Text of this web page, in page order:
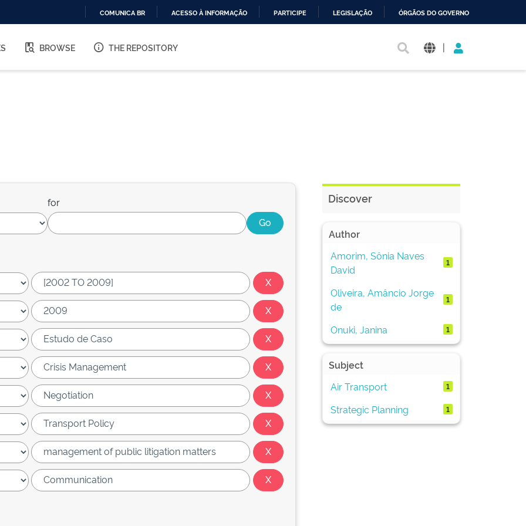
O
COMUNICA BR ACESSO À INFORMAÇÃO PARTICIPE LEGISLAÇÃO ÓRGÃOS DO GOVERNO
BROWSE THE REPOSITORY |
for Discover
Author
Amorim, Sônia Naves
David
1
Oliveira, Amâncio Jorge
de
1
Onuki, Janina 1
Subject
Air Transport
1
Strategic Planning 1